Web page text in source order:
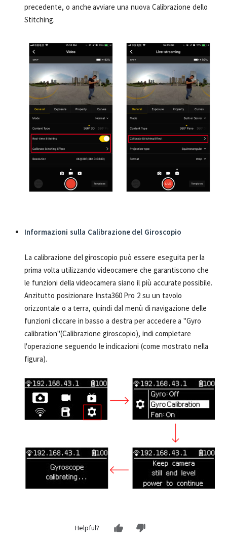
precedente, o anche avviare una nuova Calibrazione dello
Stitching.
Informazioni sulla Calibrazione del Giroscopio
La calibrazione del giroscopio può essere eseguita per la
prima volta utilizzando videocamere che garantiscono che
le funzioni della videocamera siano il più accurate possibile.
Anzitutto posizionare Insta360 Pro 2 su un tavolo
orizzontale o a terra, quindi dal menù di navigazione delle
funzioni cliccare in basso a destra per accedere a "Gyro
calibration"(Calibrazione giroscopio), indi completare
l'operazione seguendo le indicazioni (come mostrato nella
figura).
Helpful?